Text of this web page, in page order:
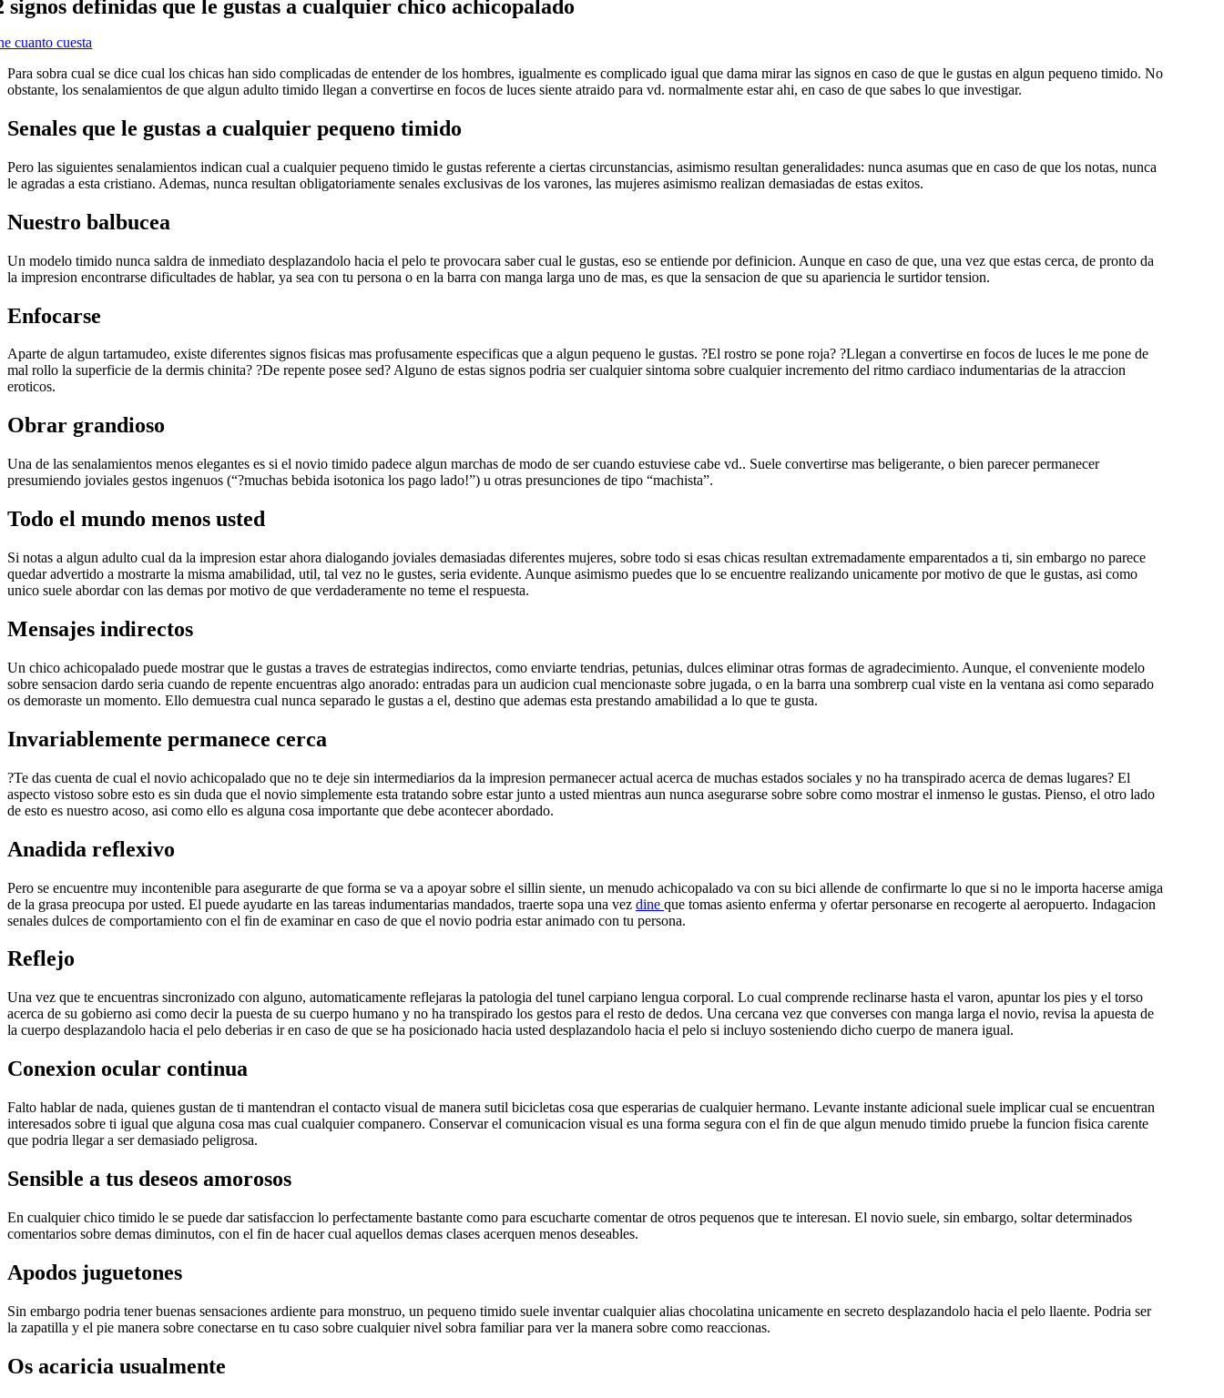
signos definidas que le gustas a cualquier chico achicopalado
cuanto cuesta
Para sobra cual se dice cual los chicas han sido complicadas de entender de los hombres, igualmente es complicado igual que dama mirar las signos en caso de que le gustas en algun pequeno timido. No
obstante, los senalamientos de que algun adulto timido llegan a convertirse en focos de luces siente atraido para vd. normalmente estar ahi, en caso de que sabes lo que investigar.
Senales que le gustas a cualquier pequeno timido
Pero las siguientes senalamientos indican cual a cualquier pequeno timido le gustas referente a ciertas circunstancias, asimismo resultan generalidades: nunca asumas que en caso de que los notas, nunca
le agradas a esta cristiano. Ademas, nunca resultan obligatoriamente senales exclusivas de los varones, las mujeres asimismo realizan demasiadas de estas exitos.
Nuestro balbucea
Un modelo timido nunca saldra de inmediato desplazandolo hacia el pelo te provocara saber cual le gustas, eso se entiende por definicion. Aunque en caso de que, una vez que estas cerca, de pronto da
la impresion encontrarse dificultades de hablar, ya sea con tu persona o en la barra con manga larga uno de mas, es que la sensacion de que su apariencia le surtidor tension.
Enfocarse
Aparte de algun tartamudeo, existe diferentes signos fisicas mas profusamente especificas que a algun pequeno le gustas. ?El rostro se pone roja? ?Llegan a convertirse en focos de luces le me pone de
mal rollo la superficie de la dermis chinita? ?De repente posee sed? Alguno de estas signos podria ser cualquier sintoma sobre cualquier incremento del ritmo cardiaco indumentarias de la atraccion
eroticos.
Obrar grandioso
Una de las senalamientos menos elegantes es si el novio timido padece algun marchas de modo de ser cuando estuviese cabe vd.. Suele convertirse mas beligerante, o bien parecer permanecer
presumiendo joviales gestos ingenuos (“?muchas bebida isotonica los pago lado!”) u otras presunciones de tipo “machista”.
Todo el mundo menos usted
Si notas a algun adulto cual da la impresion estar ahora dialogando joviales demasiadas diferentes mujeres, sobre todo si esas chicas resultan extremadamente emparentados a ti, sin embargo no parece
quedar advertido a mostrarte la misma amabilidad, util, tal vez no le gustes, seri­a evidente. Aunque asimismo puedes que lo se encuentre realizando unicamente por motivo de que le gustas, asi­ como
unico suele abordar con las demas por motivo de que verdaderamente no teme el respuesta.
Mensajes indirectos
Un chico achicopalado puede mostrar que le gustas a traves de estrategias indirectos, como enviarte tendri­as, petunias, dulces eliminar otras formas de agradecimiento. Aunque, el conveniente modelo
sobre sensacion dardo seri­a cuando de repente encuentras algo anorado: entradas para un audicion cual mencionaste sobre jugada, o en la barra una sombrerp cual viste en la ventana asi­ como separado
os demoraste un momento. Ello demuestra cual nunca separado le gustas a el, destino que ademas esta prestando amabilidad a lo que te gusta.
Invariablemente permanece cerca
?Te das cuenta de cual el novio achicopalado que no te deje sin intermediarios da la impresion permanecer actual acerca de muchas estados sociales y no ha transpirado acerca de demas lugares? El
aspecto vistoso sobre esto es sin duda que el novio simplemente esta tratando sobre estar junto a usted mientras aun nunca asegurarse sobre sobre como mostrar el inmenso le gustas. Pienso, el otro lado
de esto es nuestro acoso, asi­ como ello es alguna cosa importante que debe acontecer abordado.
Anadida reflexivo
Pero se encuentre muy incontenible para asegurarte de que forma se va a apoyar sobre el silli­n siente, un menudo achicopalado va con su bici allende de confirmarte lo que si no le importa hacerse amiga
de la grasa preocupa por usted. El puede ayudarte en las tareas indumentarias mandados, traerte sopa una vez dine que tomas asiento enferma y ofertar personarse en recogerte al aeropuerto. Indagacion
senales dulces de comportamiento con el fin de examinar en caso de que el novio podria estar animado con tu persona.
Reflejo
Una vez que te encuentras sincronizado con alguno, automaticamente reflejaras la patologi­a del tunel carpiano lengua corporal. Lo cual comprende reclinarse hasta el varon, apuntar los pies y el torso
acerca de su gobierno asi­ como decir la puesta de su cuerpo humano y no ha transpirado los gestos para el resto de dedos. Una cercana vez que converses con manga larga el novio, revisa la apuesta de
la cuerpo desplazandolo hacia el pelo deberias ir en caso de que se ha posicionado hacia usted desplazandolo hacia el pelo si incluyo sosteniendo dicho cuerpo de manera igual.
Conexion ocular continua
Falto hablar de nada, quienes gustan de ti mantendran el contacto visual de manera sutil bicicletas cosa que esperarias de cualquier hermano. Levante instante adicional suele implicar cual se encuentran
interesados sobre ti igual que alguna cosa mas cual cualquier companero. Conservar el comunicacion visual es una forma segura con el fin de que algun menudo timido pruebe la funcion fisica carente
que podri­a llegar a ser demasiado peligrosa.
Sensible a tus deseos amorosos
En cualquier chico timido le se puede dar satisfaccion lo perfectamente bastante como para escucharte comentar de otros pequenos que te interesan. El novio suele, sin embargo, soltar determinados
comentarios sobre demas diminutos, con el fin de hacer cual aquellos demas clases acerquen menos deseables.
Apodos juguetones
Sin embargo podria tener buenas sensaciones ardiente para monstruo, un pequeno timido suele inventar cualquier alias chocolatina unicamente en secreto desplazandolo hacia el pelo llaente. Podria ser
la zapatilla y el pie manera sobre conectarse en tu caso sobre cualquier nivel sobra familiar para ver la manera sobre como reaccionas.
Os acaricia usualmente